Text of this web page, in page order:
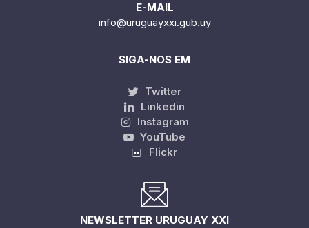
E-MAIL
info@uruguayxxi.gub.uy
SIGA-NOS EM
Twitter
Linkedin
Instagram
YouTube
Flickr
NEWSLETTER URUGUAY XXI